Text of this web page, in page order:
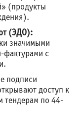
(продукты
(ЭДО):
значимыми
фактурами с
подписи
доступ к
тендерам по 44-